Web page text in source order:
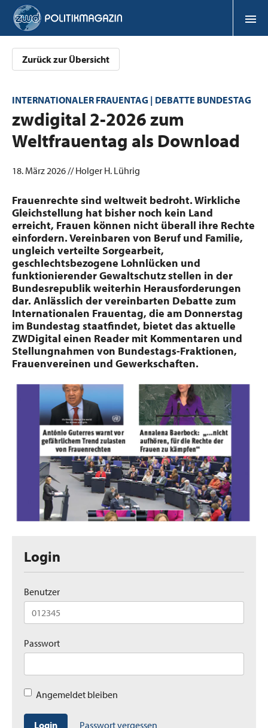
Zurück zur Übersicht
INTERNATIONALER FRAUENTAG | DEBATTE BUNDESTAG
zwdigital 2-2026 zum
Weltfrauentag als Download
18. März 2026 // Holger H. Lührig
Frauenrechte sind weltweit bedroht. Wirkliche
Gleichstellung hat bisher noch kein Land
erreicht, Frauen können nicht überall ihre Rechte
einfordern. Vereinbaren von Beruf und Familie,
ungleich verteilte Sorgearbeit,
geschlechtsbezogene Lohnlücken und
funktionierender Gewaltschutz stellen in der
Bundesrepublik weiterhin Herausforderungen
dar. Anlässlich der vereinbarten Debatte zum
Internationalen Frauentag, die am Donnerstag
im Bundestag staatfindet, bietet das aktuelle
ZWDigital einen Reader mit Kommentaren und
Stellungnahmen von Bundestags-Fraktionen,
Frauenvereinen und Gewerkschaften.
Login
Benutzer
Passwort
Angemeldet bleiben
Login Passwort vergessen